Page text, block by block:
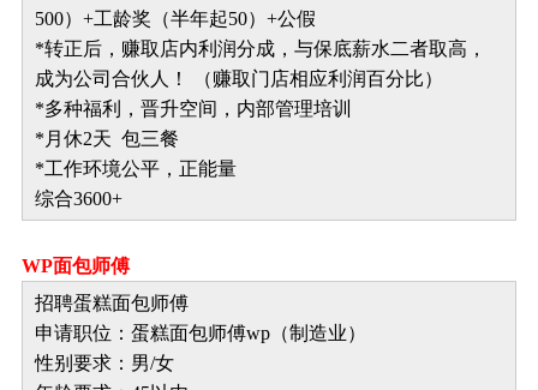
500）+工龄奖（半年起50）+公假
*转正后，赚取店内利润分成，与保底薪水二者取高，
成为公司合伙人！ （赚取门店相应利润百分比）
*多种福利，晋升空间，内部管理培训
*月休2天 包三餐
*工作环境公平，正能量
综合3600+
WP面包师傅
招聘蛋糕面包师傅
申请职位：蛋糕面包师傅wp（制造业）
性别要求：男/女